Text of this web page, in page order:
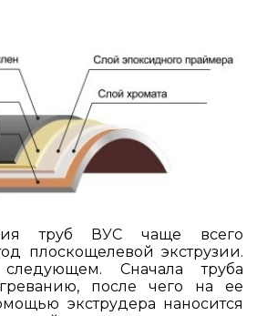
труб ВУС чаще всего
плоскощелевой экструзии.
Сначала труба
после чего на ее
экструдера наносится